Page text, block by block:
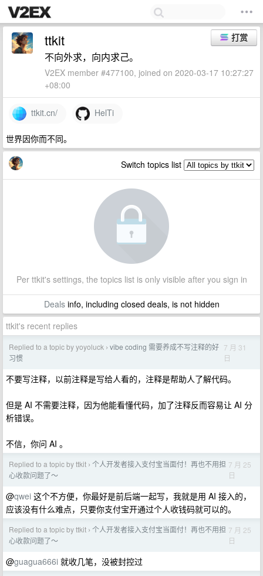
打赏
ttkit
不向外求，向内求己。
V2EX member #477100, joined on 2020-03-17 10:27:27
+08:00
ttkit.cn/ HelTi
世界因你而不同。
Switch topics list
Per ttkit's settings, the topics list is only visible after you sign in
Dealsinfo, including closed deals, is not hidden
ttkit's recent replies
Replied to a topic by yoyoluck › vibe coding 需要养成不写注释的好
习惯
7 月 31
日
不要写注释，以前注释是写给人看的，注释是帮助人了解代码。
但是 AI 不需要注释，因为他能看懂代码，加了注释反而容易让 AI 分
析错误。
不信，你问 AI 。
Replied to a topic by ttkit › 个人开发者接入支付宝当面付！再也不用担
心收款问题了～
7 月 25
日
@qwei 这个不方便，你最好是前后端一起写，我就是用 AI 接入的，
应该没有什么难点，只要你支付宝开通过个人收钱码就可以的。
Replied to a topic by ttkit › 个人开发者接入支付宝当面付！再也不用担
心收款问题了～
7 月 25
日
@guagua666i 就收几笔，没被封控过